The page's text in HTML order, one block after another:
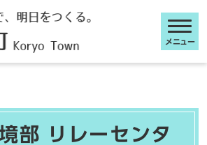
メニュー
部 リレーセンタ